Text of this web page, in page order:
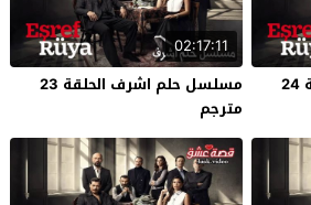
مسلسل حلم اشرف الحلقة 24
02:17:11
مسلسل حلم اشرف الحلقة 23
مترجم